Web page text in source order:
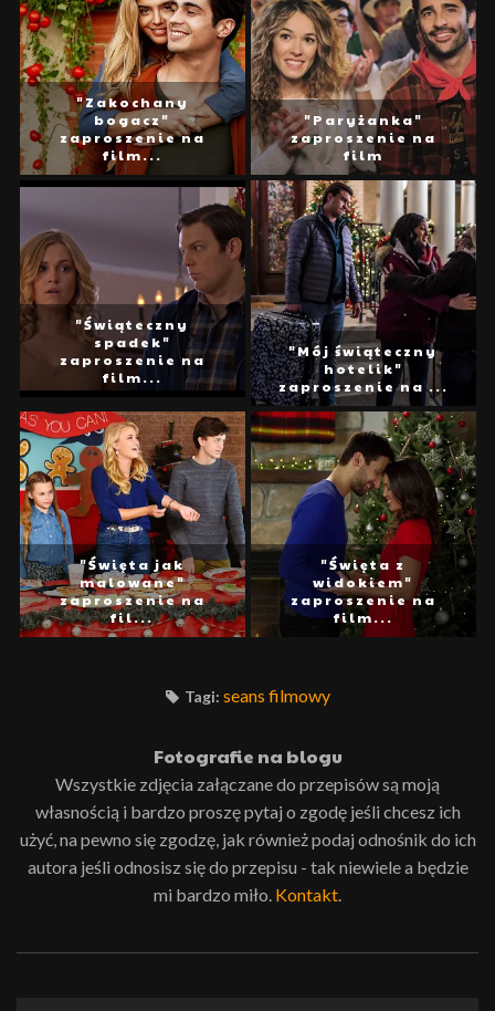
"Zakochany
bogacz"
zaproszenie na
film...
"Paryżanka"
zaproszenie na
film
"Świąteczny
spadek"
zaproszenie na
film...
"Mój świąteczny
hotelik"
zaproszenie na ...
"Święta jak
malowane"
zaproszenie na
fil...
"Święta z
widokiem"
zaproszenie na
film...
Tagi: seans filmowy
Fotografie na blogu
Wszystkie zdjęcia załączane do przepisów są moją
własnością i bardzo proszę pytaj o zgodę jeśli chcesz ich
użyć, na pewno się zgodzę, jak również podaj odnośnik do ich
autora jeśli odnosisz się do przepisu - tak niewiele a będzie
mi bardzo miło. Kontakt.